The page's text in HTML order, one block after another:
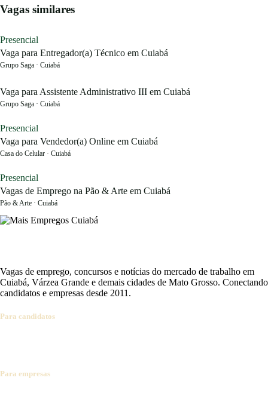
Vagas similares
Presencial
Vaga para Entregador(a) Técnico em Cuiabá
Grupo Saga · Cuiabá
Vaga para Assistente Administrativo III em Cuiabá
Grupo Saga · Cuiabá
Presencial
Vaga para Vendedor(a) Online em Cuiabá
Casa do Celular · Cuiabá
Presencial
Vagas de Emprego na Pão & Arte em Cuiabá
Pão & Arte · Cuiabá
Vagas de emprego, concursos e notícias do mercado de trabalho em
Cuiabá, Várzea Grande e demais cidades de Mato Grosso. Conectando
candidatos e empresas desde 2011.
Para candidatos
Para empresas